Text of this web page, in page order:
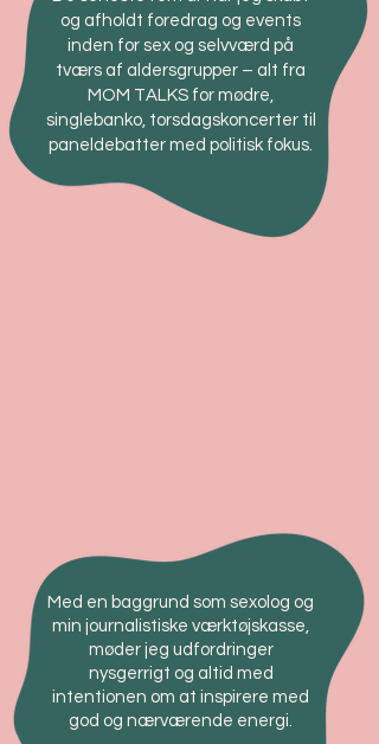
og afholdt foredrag og events
inden for sex og selvværd på
tværs af aldersgrupper – alt fra
MOM TALKS for mødre,
singlebanko, torsdagskoncerter til
paneldebatter med politisk fokus.
Med en baggrund som sexolog og
min journalistiske værktøjskasse,
møder jeg udfordringer
nysgerrigt og altid med
intentionen om at inspirere med
god og nærværende energi.